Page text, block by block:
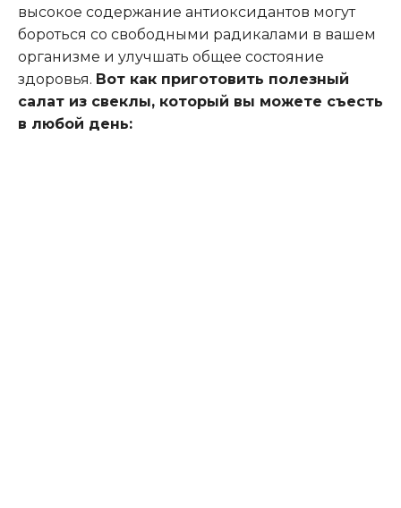
высокое содержание антиоксидантов могут
бороться со свободными радикалами в вашем
организме и улучшать общее состояние
здоровья. Вот как приготовить полезный
салат из свеклы, который вы можете съесть
в любой день: